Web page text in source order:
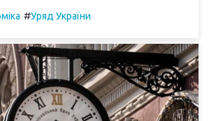
#Уряд України